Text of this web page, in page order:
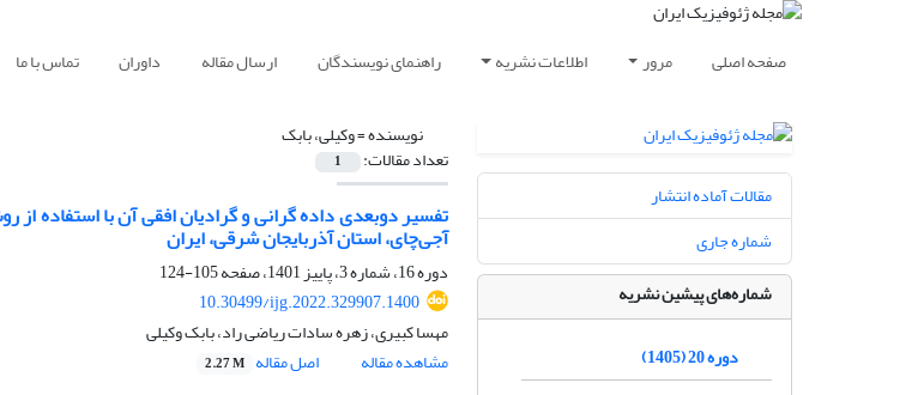
صفحه اصلی مرور اطلاعات نشریه راهنمای نویسندگان ارسال مقاله داوران تماس با ما
نویسنده =وکیلی، بابک
تعداد مقالات: 1
تفسیر دو‌بعدی داده گرانی و گرادیان افقی آن با
آجی‌چای، استان آذربایجان شرقی، ایران
دوره 16، شماره 3، پاییز 1401، صفحه
105-124
10.30499/ijg.2022.329907.1400
مهسا کبیری، زهره سادات ریاضی راد، بابک وکیلی
مشاهده مقاله
اصل مقاله 2.27 M
مقالات آماده انتشار
شماره جاری
شماره‌های پیشین نشریه
دوره 20 (1405)